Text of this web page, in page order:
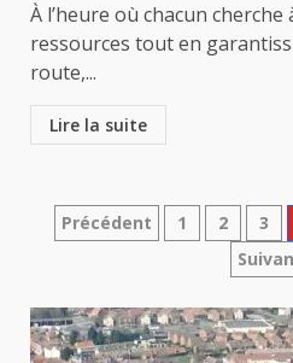
À l’heure où chacun
ressources tout en
route,...
Lire la suite
Pagination
publications
Précédent 1 2 3